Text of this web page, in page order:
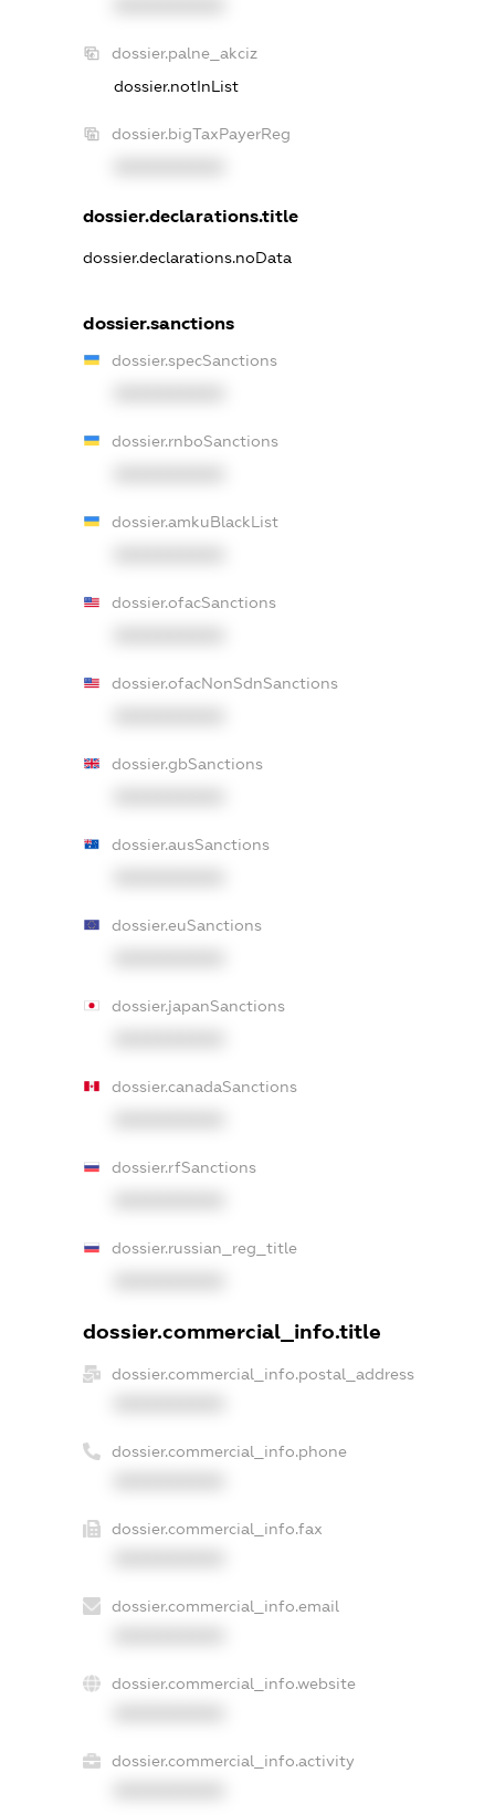
dossier.palne_akciz
dossier.notInList
dossier.bigTaxPayerReg
dossier.declarations.title
dossier.declarations.noData
dossier.sanctions
dossier.specSanctions
dossier.rnboSanctions
dossier.amkuBlackList
dossier.ofacSanctions
dossier.ofacNonSdnSanctions
dossier.gbSanctions
dossier.ausSanctions
dossier.euSanctions
dossier.japanSanctions
dossier.canadaSanctions
dossier.rfSanctions
dossier.russian_reg_title
dossier.commercial_info.title
dossier.commercial_info.postal_address
dossier.commercial_info.phone
dossier.commercial_info.fax
dossier.commercial_info.email
dossier.commercial_info.website
dossier.commercial_info.activity